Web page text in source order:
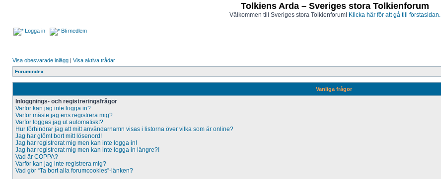
Tolkiens Arda – Sveriges stora Tolkienforum
Välkommen till Sveriges stora Tolkienforum! Klicka här för att gå till förstasidan.
Logga in Bli medlem
Visa obesvarade inlägg | Visa aktiva trådar
Forumindex
Vanliga frågor
Inloggnings- och registreringsfrågor
Varför kan jag inte logga in?
Varför måste jag ens registrera mig?
Varför loggas jag ut automatiskt?
Hur förhindrar jag att mitt användarnamn visas i listorna över vilka som är online?
Jag har glömt bort mitt lösenord!
Jag har registrerat mig men kan inte logga in!
Jag har registrerat mig men kan inte logga in längre?!
Vad är COPPA?
Varför kan jag inte registrera mig?
Vad gör “Ta bort alla forumcookies”-länken?